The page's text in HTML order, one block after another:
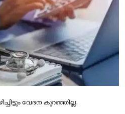
വേദന കുറഞ്ഞില്ല.